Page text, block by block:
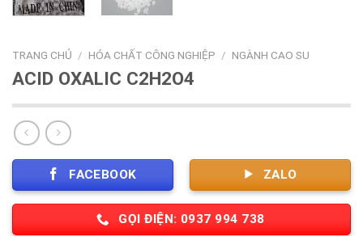
TRANG CHỦ / HÓA CHẤT CÔNG NGHIỆP / NGÀNH CAO SU
ACID OXALIC C2H2O4
FACEBOOK ZALO
GỌI ĐIỆN: 0937 994 738